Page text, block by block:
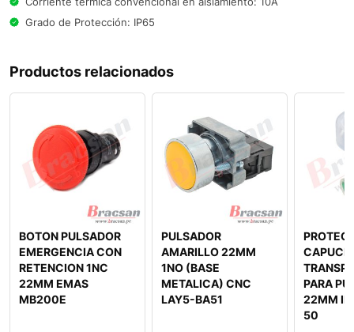
Grado de Protección: IP65
Productos relacionados
BOTON PULSADOR
EMERGENCIA CON
RETENCION 1NC
22MM EMAS
MB200E
PULSADOR
AMARILLO 22MM
1NO (BASE
METALICA) CNC
LAY5-BA51
PARA
22MM
50